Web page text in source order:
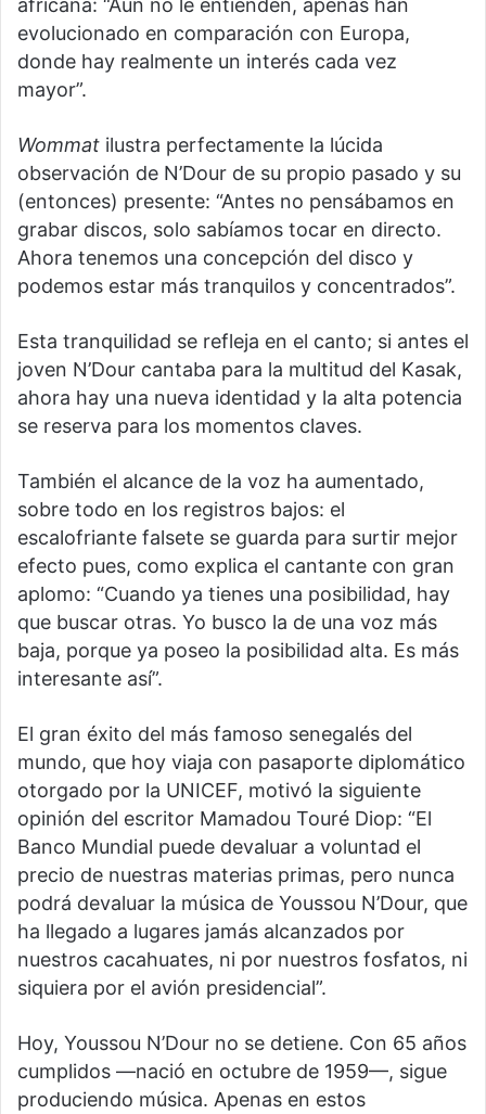
evolucionado en comparación con Europa,
donde hay realmente un interés cada vez
mayor”.
Wommat ilustra perfectamente la lúcida
observación de N’Dour de su propio pasado y su
(entonces) presente: “Antes no pensábamos en
grabar discos, solo sabíamos tocar en directo.
Ahora tenemos una concepción del disco y
podemos estar más tranquilos y concentrados”.
Esta tranquilidad se refleja en el canto; si antes el
joven N’Dour cantaba para la multitud del Kasak,
ahora hay una nueva identidad y la alta potencia
se reserva para los momentos claves.
También el alcance de la voz ha aumentado,
sobre todo en los registros bajos: el
escalofriante falsete se guarda para surtir mejor
efecto pues, como explica el cantante con gran
aplomo: “Cuando ya tienes una posibilidad, hay
que buscar otras. Yo busco la de una voz más
baja, porque ya poseo la posibilidad alta. Es más
interesante así”.
El gran éxito del más famoso senegalés del
mundo, que hoy viaja con pasaporte diplomático
otorgado por la UNICEF, motivó la siguiente
opinión del escritor Mamadou Touré Diop: “El
Banco Mundial puede devaluar a voluntad el
precio de nuestras materias primas, pero nunca
podrá devaluar la música de Youssou N’Dour, que
ha llegado a lugares jamás alcanzados por
nuestros cacahuates, ni por nuestros fosfatos, ni
siquiera por el avión presidencial”.
Hoy, Youssou N’Dour no se detiene. Con 65 años
cumplidos —nació en octubre de 1959—, sigue
produciendo música. Apenas en estos